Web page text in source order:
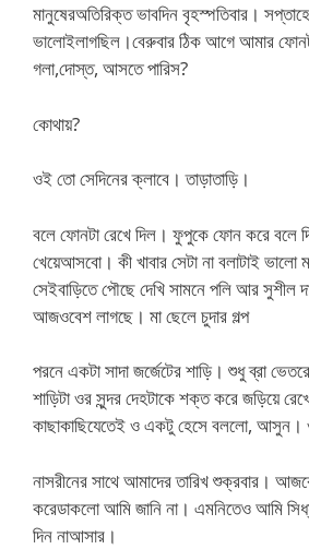
মানুষেরঅতিরিক্ত ভাবদিন বৃহস্পতিবার।
ভালোইলাগছিল।বেরুবার ঠিক আগে আমার
গলা,দোস্ত, আসতে পারিস?
কোথায়?
ওই তো সেদিনের ক্লাবে। তাড়াতাড়ি।
বলে ফোনটা রেখে দিল। ফুপুকে ফোন করে বলে
খেয়েআসবো। কী খাবার সেটা না বলাটাই
সেইবাড়িতে পৌছে দেখি সামনে পলি আর সুশীল
আজওবেশ লাগছে। মা ছেলে চুদার গল্প
পরনে একটা সাদা জর্জেটের শাড়ি। শুধু ব্রা
শাড়িটা ওর সুন্দর দেহটাকে শক্ত করে জড়িয়ে
কাছাকাছিযেতেই ও একটু হেসে বললো,
নাসরীনের সাথে আমাদের তারিখ শুক্রবার।
করেডাকলো আমি জানি না। এমনিতেও আমি
দিন নাআসার।